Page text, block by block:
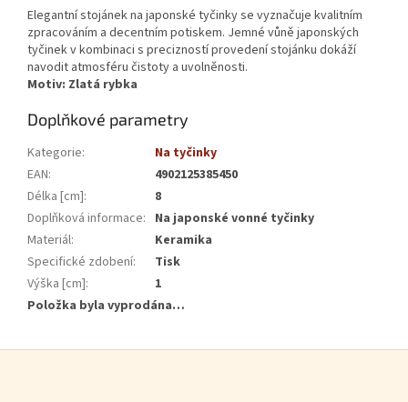
Elegantní stojánek na japonské tyčinky se vyznačuje kvalitním
zpracováním a decentním potiskem. Jemné vůně japonských
tyčinek v kombinaci s precizností provedení stojánku dokáží
navodit atmosféru čistoty a uvolněnosti.
Motiv: Zlatá rybka
Doplňkové parametry
Kategorie:
Na tyčinky
EAN:
4902125385450
Délka [cm]:
8
Doplňková informace: Na japonské vonné tyčinky
Materiál:
Keramika
Specifické zdobení:
Tisk
Výška [cm]:
1
Položka byla vyprodána…